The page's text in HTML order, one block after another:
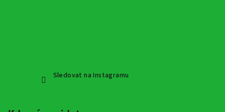
Sledovat na Instagramu